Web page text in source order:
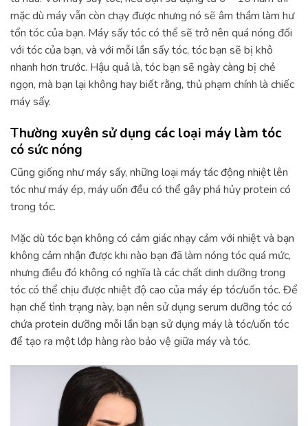
mặc dù máy vẫn còn chạy được nhưng nó sẽ âm thầm làm hư
tổn tóc của bạn. Máy sấy tóc có thể sẽ trở nên quá nóng đối
với tóc của bạn, và với mỗi lần sấy tóc, tóc bạn sẽ bị khô
nhanh hơn trước. Hậu quả là, tóc bạn sẽ ngày càng bị chẻ
ngọn, mà bạn lại không hay biết rằng, thủ phạm chính là chiếc
máy sấy.
Thường xuyên sử dụng các loại máy làm tóc
có sức nóng
Cũng giống như máy sấy, những loại máy tác động nhiệt lên
tóc như máy ép, máy uốn đều có thể gây phá hủy protein có
trong tóc.
Mặc dù tóc bạn không có cảm giác nhạy cảm với nhiệt và bạn
không cảm nhận được khi nào bạn đã làm nóng tóc quá mức,
nhưng điều đó không có nghĩa là các chất dinh dưỡng trong
tóc có thể chịu được nhiệt độ cao của máy ép tóc/uốn tóc. Để
hạn chế tình trạng này, bạn nên sử dụng serum dưỡng tóc có
chứa protein dưỡng mỗi lần bạn sử dụng máy là tóc/uốn tóc
để tạo ra một lớp hàng rào bảo vệ giữa máy và tóc.